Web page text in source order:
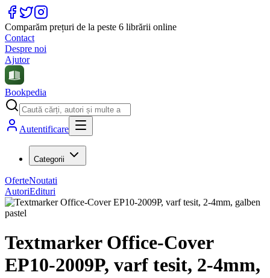
Comparăm prețuri de la peste 6 librării online
Contact
Despre noi
Ajutor
Bookpedia
Autentificare
Categorii
OferteNoutati
AutoriEdituri
Textmarker Office-Cover
EP10-2009P, varf tesit, 2-4mm,